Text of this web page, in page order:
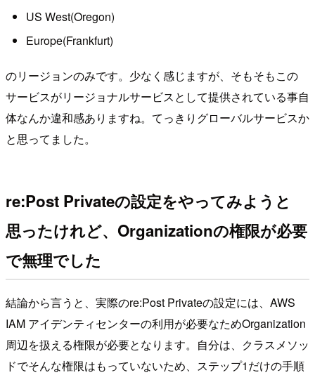
US West(Oregon)
Europe(Frankfurt)
のリージョンのみです。少なく感じますが、そもそもこの
サービスがリージョナルサービスとして提供されている事自
体なんか違和感ありますね。てっきりグローバルサービスか
と思ってました。
re:Post Privateの設定をやってみようと
思ったけれど、Organizationの権限が必要
で無理でした
結論から言うと、実際のre:Post Privateの設定には、AWS
IAM アイデンティセンターの利用が必要なためOrganization
周辺を扱える権限が必要となります。自分は、クラスメソッ
ドでそんな権限はもっていないため、ステップ1だけの手順